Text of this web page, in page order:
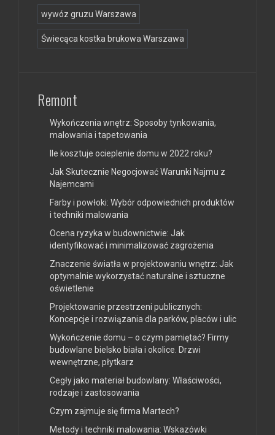
wywóz gruzu Warszawa
Świecąca kostka brukowa Warszawa
Remont
Wykończenia wnętrz: Sposoby tynkowania,
malowania i tapetowania
Ile kosztuje ocieplenie domu w 2022 roku?
Jak Skutecznie Negocjować Warunki Najmu z
Najemcami
Farby i powłoki: Wybór odpowiednich produktów
i techniki malowania
Ocena ryzyka w budownictwie: Jak
identyfikować i minimalizować zagrożenia
Znaczenie światła w projektowaniu wnętrz: Jak
optymalnie wykorzystać naturalne i sztuczne
oświetlenie
Projektowanie przestrzeni publicznych:
Koncepcje i rozwiązania dla parków, placów i ulic
Wykończenie domu – o czym pamiętać? Firmy
budowlane bielsko biała i okolice. Drzwi
wewnętrzne, płytkarz
Cegły jako materiał budowlany: Właściwości,
rodzaje i zastosowania
Czym zajmuje się firma Martech?
Metody i techniki malowania: Wskazówki